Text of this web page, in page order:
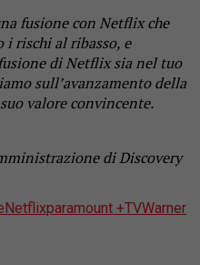
fusione con Netflix che
rischi al ribasso, e
di Netflix sia nel tuo
sull’avanzamento della
valore convincente.
di Discovery
Netflixparamount +TVWarner